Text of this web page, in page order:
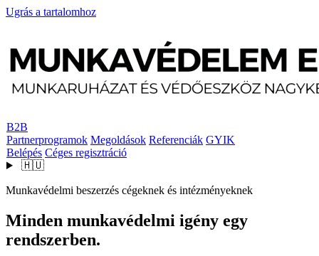
Ugrás a tartalomhoz
B2B
Partnerprogramok Megoldások Referenciák GYIK
Belépés Céges regisztráció
🇭🇺
Munkavédelmi beszerzés cégeknek és intézményeknek
Minden munkavédelmi igény egy
rendszerben.